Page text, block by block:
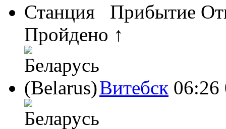
Станция
Прибытие
Пройдено ↑
Витебск 06:26